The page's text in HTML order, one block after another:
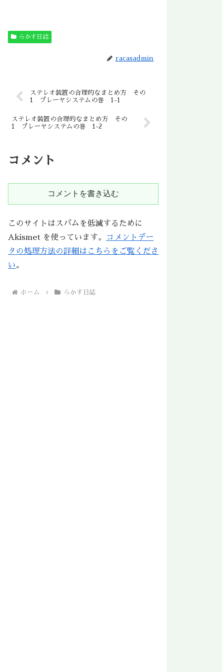
らかす日誌
racasadmin
ステレオ装置の合理的なまとめ方 その
1 プレーヤシステムの巻 1-1
ステレオ装置の合理的なまとめ方 その
1 プレーヤシステムの巻 1-2
コメント
コメントを書き込む
このサイトはスパムを低減するために
Akismet を使っています。
コメントデー
タの処理方法の詳細はこちらをご覧くださ
い。
ホーム らかす日誌